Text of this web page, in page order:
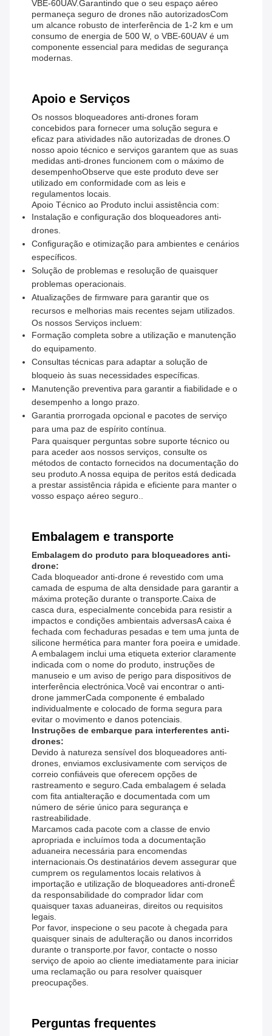
VBE-60UAV.Garantindo que o seu espaço aéreo
permaneça seguro de drones não autorizadosCom
um alcance robusto de interferência de 1-2 km e um
consumo de energia de 500 W, o VBE-60UAV é um
componente essencial para medidas de segurança
modernas.
Apoio e Serviços
Os nossos bloqueadores anti-drones foram
concebidos para fornecer uma solução segura e
eficaz para atividades não autorizadas de drones.O
nosso apoio técnico e serviços garantem que as suas
medidas anti-drones funcionem com o máximo de
desempenhoObserve que este produto deve ser
utilizado em conformidade com as leis e
regulamentos locais.
Apoio Técnico ao Produto inclui assistência com:
Instalação e configuração dos bloqueadores anti-
drones.
Configuração e otimização para ambientes e cenários
específicos.
Solução de problemas e resolução de quaisquer
problemas operacionais.
Atualizações de firmware para garantir que os
recursos e melhorias mais recentes sejam utilizados.
Os nossos Serviços incluem:
Formação completa sobre a utilização e manutenção
do equipamento.
Consultas técnicas para adaptar a solução de
bloqueio às suas necessidades específicas.
Manutenção preventiva para garantir a fiabilidade e o
desempenho a longo prazo.
Garantia prorrogada opcional e pacotes de serviço
para uma paz de espírito contínua.
Para quaisquer perguntas sobre suporte técnico ou
para aceder aos nossos serviços, consulte os
métodos de contacto fornecidos na documentação do
seu produto.A nossa equipa de peritos está dedicada
a prestar assistência rápida e eficiente para manter o
vosso espaço aéreo seguro..
Embalagem e transporte
Embalagem do produto para bloqueadores anti-
drone:
Cada bloqueador anti-drone é revestido com uma
camada de espuma de alta densidade para garantir a
máxima proteção durante o transporte.Caixa de
casca dura, especialmente concebida para resistir a
impactos e condições ambientais adversasA caixa é
fechada com fechaduras pesadas e tem uma junta de
silicone hermética para manter fora poeira e umidade.
A embalagem inclui uma etiqueta exterior claramente
indicada com o nome do produto, instruções de
manuseio e um aviso de perigo para dispositivos de
interferência electrónica.Você vai encontrar o anti-
drone jammerCada componente é embalado
individualmente e colocado de forma segura para
evitar o movimento e danos potenciais.
Instruções de embarque para interferentes anti-
drones:
Devido à natureza sensível dos bloqueadores anti-
drones, enviamos exclusivamente com serviços de
correio confiáveis que oferecem opções de
rastreamento e seguro.Cada embalagem é selada
com fita antialteração e documentada com um
número de série único para segurança e
rastreabilidade.
Marcamos cada pacote com a classe de envio
apropriada e incluímos toda a documentação
aduaneira necessária para encomendas
internacionais.Os destinatários devem assegurar que
cumprem os regulamentos locais relativos à
importação e utilização de bloqueadores anti-droneÉ
da responsabilidade do comprador lidar com
quaisquer taxas aduaneiras, direitos ou requisitos
legais.
Por favor, inspecione o seu pacote à chegada para
quaisquer sinais de adulteração ou danos incorridos
durante o transporte.por favor, contacte o nosso
serviço de apoio ao cliente imediatamente para iniciar
uma reclamação ou para resolver quaisquer
preocupações.
Perguntas frequentes